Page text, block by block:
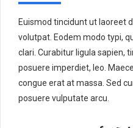
Euismod tincidunt ut laoreet
volutpat. Eodem modo typi,
clari. Curabitur ligula sapien,
posuere imperdiet, leo.
congue erat at massa. Sed
posuere vulputate arcu.